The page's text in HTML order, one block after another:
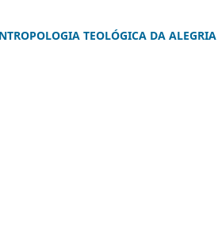
TEOLÓGICA DA ALEGRIA